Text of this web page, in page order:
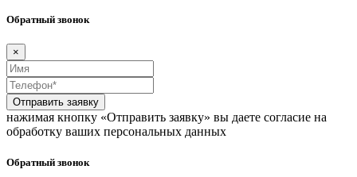
Обратный звонок
×
Отправить заявку
нажимая кнопку «Отправить заявку» вы даете согласие на
обработку ваших персональных данных
Обратный звонок